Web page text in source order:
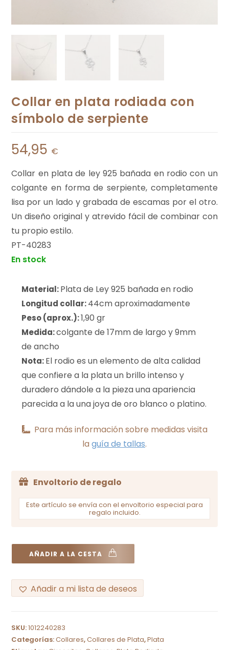
Collar en plata rodiada con
símbolo de serpiente
54,95 €
Collar en plata de ley 925 bañada en rodio con un
colgante en forma de serpiente, completamente
lisa por un lado y grabada de escamas por el otro.
Un diseño original y atrevido fácil de combinar con
tu propio estilo.
PT-40283
En stock
Material:Plata de Ley 925 bañada en rodio
Longitud collar:44cm aproximadamente
Peso (aprox.):1,90 gr
Medida:colgante de 17mm de largo y 9mm
de ancho
Nota:El rodio es un elemento de alta calidad
que confiere a la plata un brillo intenso y
duradero dándole a la pieza una apariencia
parecida a la una joya de oro blanco o platino.
Para más información sobre medidas visita
laguía de tallas.
Envoltorio de regalo
Este artículo se envía con el envoltorio especial para
regalo incluido.
AÑADIR A LA CESTA
Añadir a mi lista de deseos
t
e
SKU:1012240283
Categorías:Collares,Collares de Plata,Plata